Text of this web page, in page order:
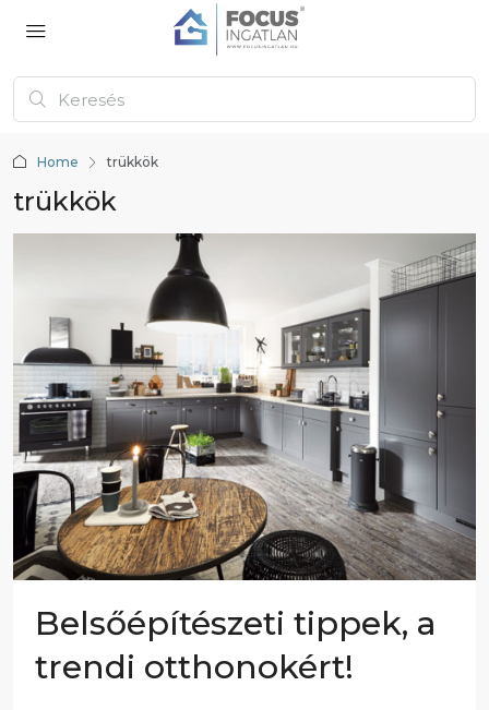
Home trükkök
trükkök
Belsőépítészeti tippek, a
trendi otthonokért!